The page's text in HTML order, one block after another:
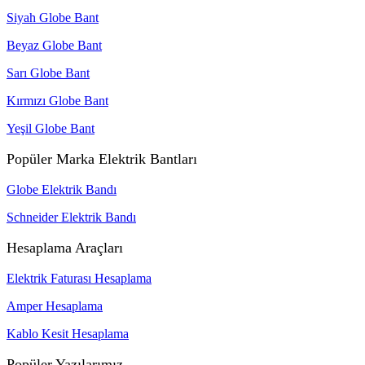
Siyah Globe Bant
Beyaz Globe Bant
Sarı Globe Bant
Kırmızı Globe Bant
Yeşil Globe Bant
Popüler Marka Elektrik Bantları
Globe Elektrik Bandı
Schneider Elektrik Bandı
Hesaplama Araçları
Elektrik Faturası Hesaplama
Amper Hesaplama
Kablo Kesit Hesaplama